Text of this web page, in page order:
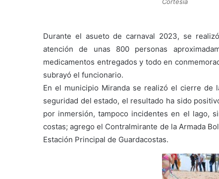
Durante el asueto de carnaval 2023, se
atención de unas 800 personas
medicamentos entregados y todo en
subrayó el funcionario.
En el municipio Miranda se realizó el cierre
seguridad del estado, el resultado ha sido
por inmersión, tampoco incidentes en el lago,
costas; agrego el Contralmirante de la Armada
Estación Principal de Guardacostas.